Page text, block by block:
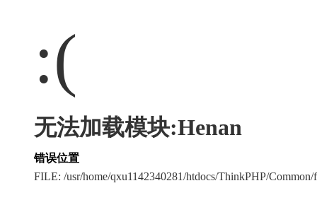
:(
无法加载模块:Henan
错误位置
FILE: /usr/home/qxu1142340281/htdocs/ThinkPHP/